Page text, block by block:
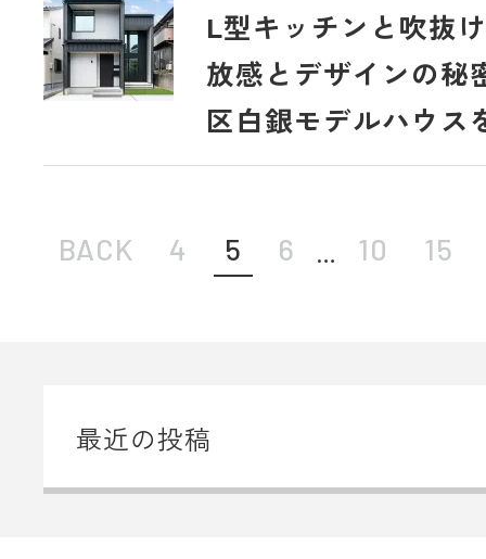
L型キッチンと吹抜
放感とデザインの秘
区白銀モデルハウス
BACK 4 5 6 10 15
最近の投稿